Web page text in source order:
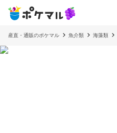
産直・通販のポケマル 魚介類 海藻類